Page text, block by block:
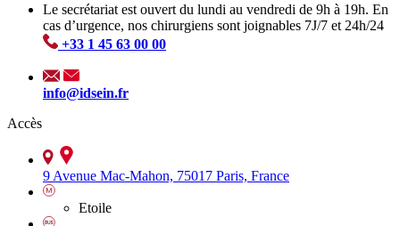
Le secrétariat est ouvert du lundi au vendredi de 9h à 19h. En
cas d’urgence, nos chirurgiens sont joignables 7J/7 et 24h/24
+33 1 45 63 00 00
info@idsein.fr
Accès
9 Avenue Mac-Mahon, 75017 Paris, France
Etoile